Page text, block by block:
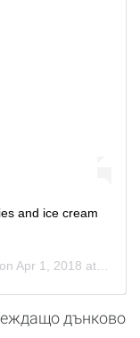
and ice cream
Apr 1, 2018 at 1:13pm PDT
дънково